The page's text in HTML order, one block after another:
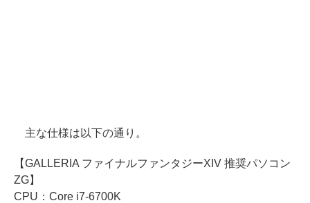
主な仕様は以下の通り。
【GALLERIA ファイナルファンタジーXIV 推奨パソコン
ZG】
CPU：Core i7-6700K